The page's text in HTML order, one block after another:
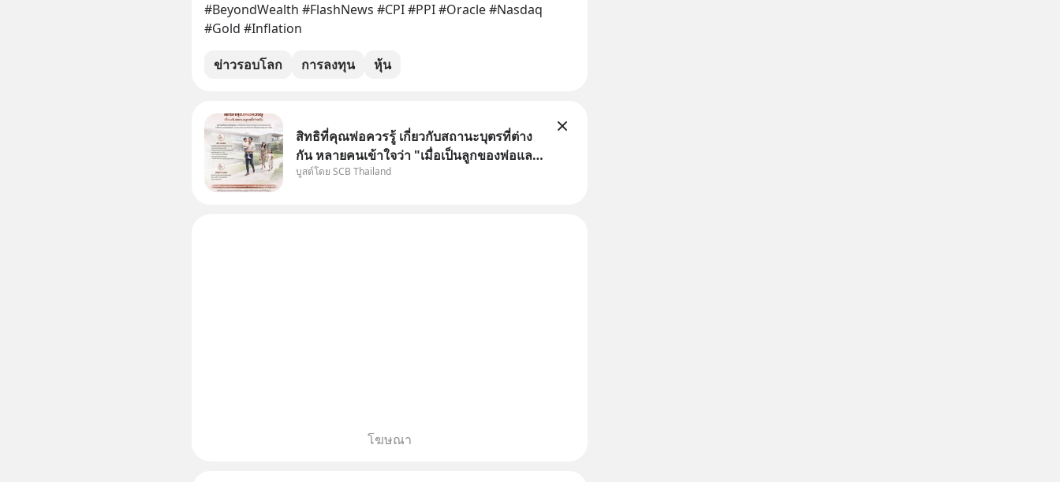
#BeyondWealth #FlashNews #CPI #PPI #Oracle #Nasdaq
#Gold #Inflation
ข่าวรอบโลก การลงทุน หุ้น
สิทธิที่คุณพ่อควรรู้ เกี่ยวกับสถานะบุตรที่ต่าง
กัน หลายคนเข้าใจว่า "เมื่อเป็นลูกของพ่อและ
แม่ ก็ย่อมเป็นบุตรชอบด้วยกฎหมายของทั้ง
บูสต์โดย SCB Thailand
โฆษณา